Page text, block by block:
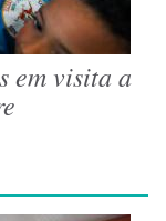
em visita a